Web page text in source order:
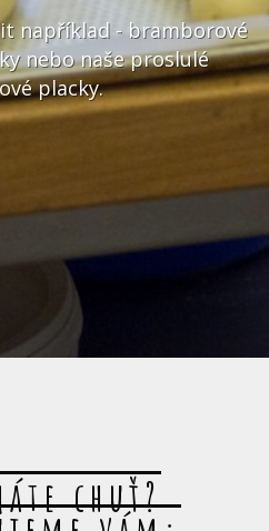
například - bramborové
nebo naše proslulé
placky.
chuť?